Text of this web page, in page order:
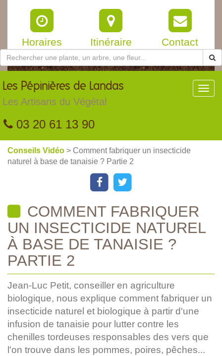
Horaires Itinéraire Contact
Les Pépinières de Landas
Les Artisans du Végétal
03 20 61 13 90
Conseils Vidéo > Comment fabriquer un insecticide
naturel à base de tanaisie ? Partie 2
COMMENT FABRIQUER
UN INSECTICIDE NATUREL
À BASE DE TANAISIE ?
PARTIE 2
Jean-Luc Petit, conseiller en agriculture
biologique, nous explique comment fabriquer un
insecticide naturel et biologique à partir d'une
infusion de tanaisie pour lutter contre les
chenilles tordeuses responsables des vers que
l'on trouve dans les pommes, poires, pêches...